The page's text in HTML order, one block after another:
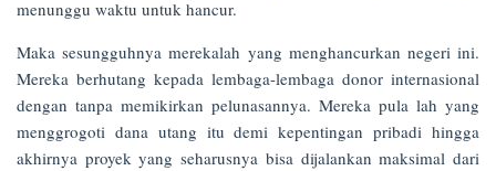
menunggu waktu untuk hancur.
Maka sesungguhnya merekalah yang menghancurkan negeri ini.
Mereka berhutang kepada lembaga-lembaga donor internasional
dengan tanpa memikirkan pelunasannya. Mereka pula lah yang
menggrogoti dana utang itu demi kepentingan pribadi hingga
akhirnya proyek yang seharusnya bisa dijalankan maksimal dari